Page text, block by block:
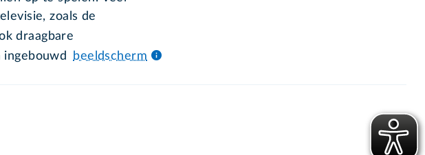
zoals de
draagbare
ingebouwd
beeldscherm